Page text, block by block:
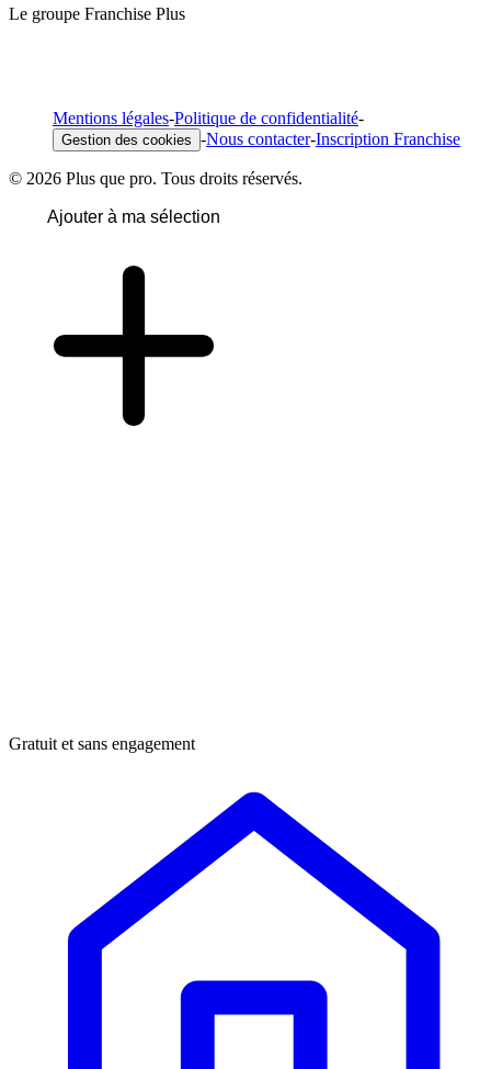
Le groupe Franchise Plus
Mentions légales-Politique de confidentialité-
Gestion des cookies -Nous contacter-Inscription Franchise
© 2026 Plus que pro. Tous droits réservés.
Ajouter à ma sélection
Gratuit et sans engagement